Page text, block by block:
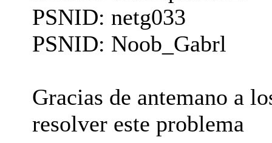
PSNID: netg033
PSNID: Noob_Gabrl
Gracias de antemano a
resolver este problema